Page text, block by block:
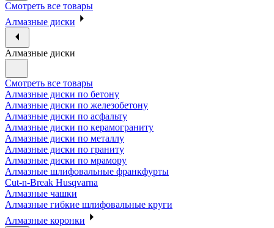
Смотреть все товары
Алмазные диски
Алмазные диски
Смотреть все товары
Алмазные диски по бетону
Алмазные диски по железобетону
Алмазные диски по асфальту
Алмазные диски по керамограниту
Алмазные диски по металлу
Алмазные диски по граниту
Алмазные диски по мрамору
Алмазные шлифовальные франкфурты
Cut-n-Break Husqvarna
Алмазные чашки
Алмазные гибкие шлифовальные круги
Алмазные коронки